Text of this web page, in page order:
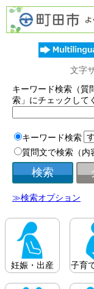
文字
キーワード検索（質
索」にチェックして
キーワード検索
質問文で検索（内
≫検索オプション
妊娠・出産 子育